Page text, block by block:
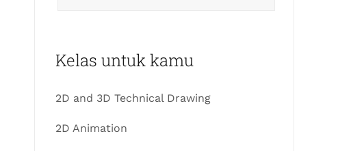
Kelas untuk kamu
2D and 3D Technical Drawing
2D Animation